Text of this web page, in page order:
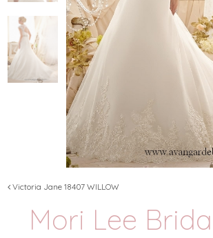
Victoria Jane 18407 WILLOW
Mori Lee